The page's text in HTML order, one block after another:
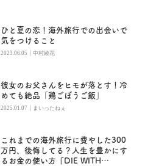
ひと夏の恋！海外旅行での出会いで
気をつけること
2023.06.05 |中村綾花
彼女のお父さんをヒモが落とす！冷
めても絶品「鶏ごぼうご飯」
2025.01.07 | まいったねぇ
これまでの海外旅行に費やした300
万円、後悔してる？人生を豊かにす
るお金の使い方『DIE WITH